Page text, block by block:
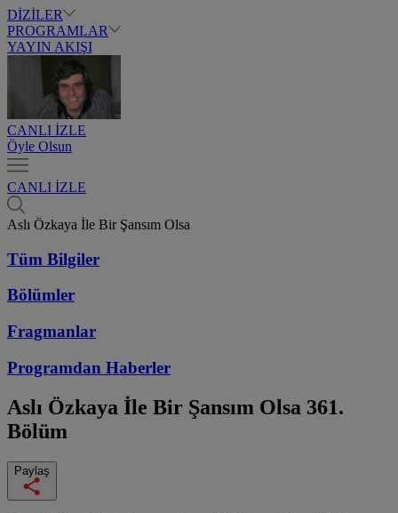
DİZİLER
PROGRAMLAR
YAYIN AKIŞI
CANLI İZLE
Öyle Olsun
CANLI İZLE
Aslı Özkaya İle Bir Şansım Olsa
Tüm Bilgiler
Bölümler
Fragmanlar
Programdan Haberler
Aslı Özkaya İle Bir Şansım Olsa 361.
Bölüm
Paylaş